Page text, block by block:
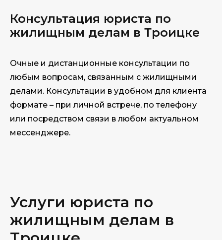
Консультация юриста по
жилищным делам в Троицке
Очные и дистанционные консультации по
любым вопросам, связанным с жилищными
делами. Консультации в удобном для клиента
формате – при личной встрече, по телефону
или посредством связи в любом актуальном
мессенджере.
Услуги юриста по
жилищным делам в